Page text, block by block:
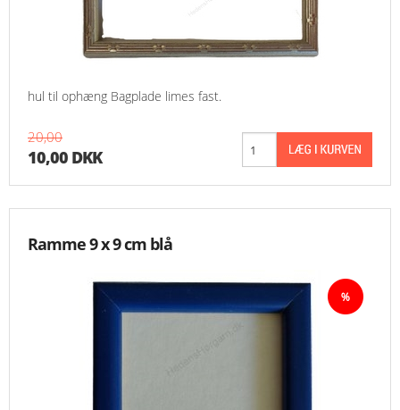
hul til ophæng Bagplade limes fast.
20,00
10,00 DKK
Ramme 9 x 9 cm blå